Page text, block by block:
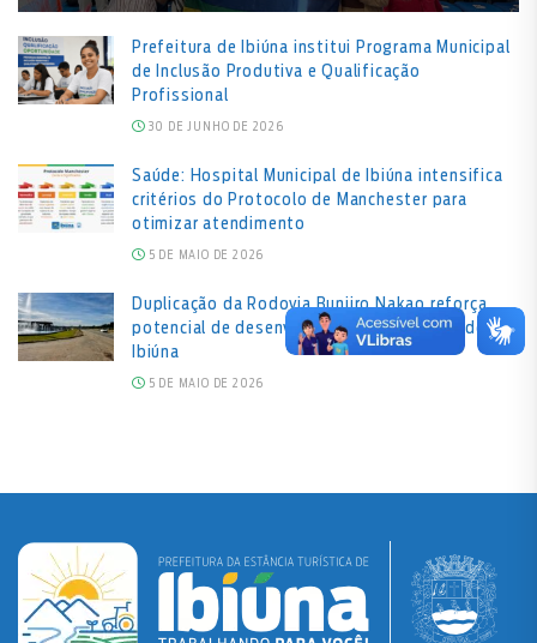
Prefeitura de Ibiúna institui Programa Municipal
de Inclusão Produtiva e Qualificação
Profissional
30 DE JUNHO DE 2026
Saúde: Hospital Municipal de Ibiúna intensifica
critérios do Protocolo de Manchester para
otimizar atendimento
5 DE MAIO DE 2026
Duplicação da Rodovia Bunjiro Nakao reforça
potencial de desenvolvimento econômico de
Ibiúna
5 DE MAIO DE 2026